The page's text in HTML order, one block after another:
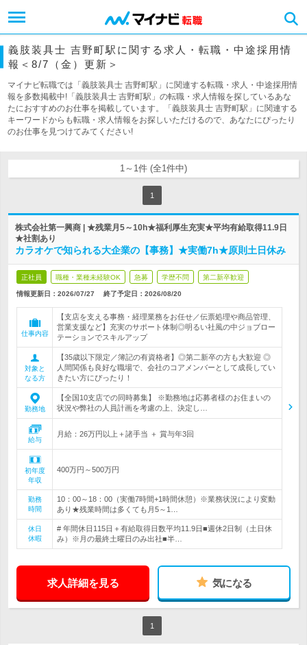
義肢装具士 吉野町駅に関する求人・転職・中途採用情
報＜8/7（金）更新＞
マイナビ転職では「義肢装具士 吉野町駅」に関連する転職・求人・中途採用情
報を多数掲載中!「義肢装具士 吉野町駅」の転職・求人情報を探しているあな
たにおすすめのお仕事を掲載しています。「義肢装具士 吉野町駅」に関連する
キーワードからも転職・求人情報をお探しいただけるので、あなたにぴったり
のお仕事を見つけてみてください!
1～1件 (全1件中)
1
株式会社第一興商 | ★残業月5～10h★福利厚生充実★平均有給取得11.9日
★社割あり
カラオケで知られる大企業の【事務】★実働7h★原則土日休み
正社員 職種・業種未経験OK 急募 学歴不問 第二新卒歓迎
情報更新日：2026/07/27 終了予定日： 2026/08/20
仕事内容
【支店を支える事務・経理業務をお任せ／伝票処理や商品管理、
営業支援など】充実のサポート体制◎明るい社風の中ジョブロー
テーションでスキルアップ
対象と
なる方
【35歳以下限定／簿記の有資格者】◎第二新卒の方も大歓迎 ◎
人間関係も良好な職場で、会社のコアメンバーとして成長してい
きたい方にぴったり！
勤務地
【全国10支店での同時募集】 ※勤務地は応募者様のお住まいの
状況や弊社の人員計画を考慮の上、決定し…
給与
月給：26万円以上＋諸手当 ＋ 賞与年3回
初年度
年収
400万円～500万円
勤務
時間
10：00～18：00（実働7時間+1時間休憩）※業務状況により変動
あり★残業時間は多くても月5～1…
休日
休暇
# 年間休日115日＋有給取得日数平均11.9日■週休2日制（土日休
み）※月の最終土曜日のみ出社■半…
求人詳細を見る 気になる
1